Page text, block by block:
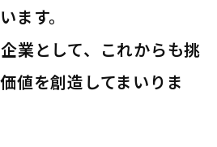
ます。
業として、これからも挑
値を創造してまいりま